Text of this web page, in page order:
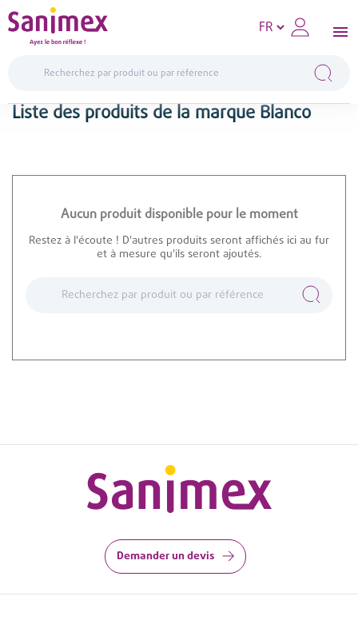
Liste des produits de la marque Blanco
Aucun produit disponible pour le moment
Restez à l'écoute ! D'autres produits seront affichés ici au fur
et à mesure qu'ils seront ajoutés.
Demander un devis